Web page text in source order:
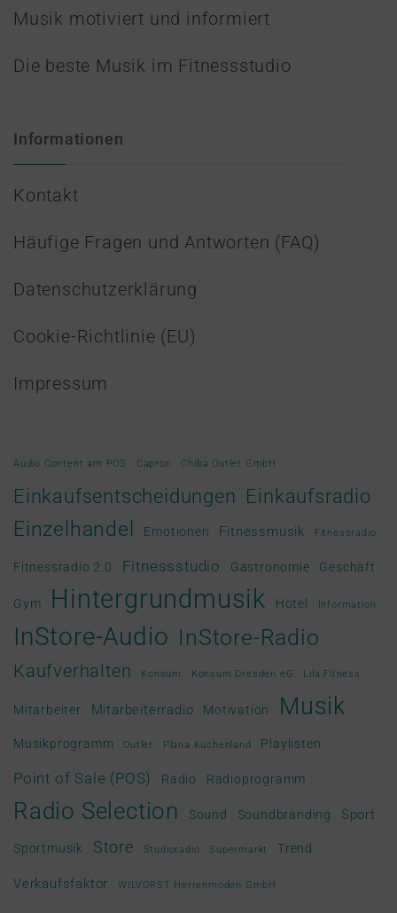
Musik motiviert und informiert
Die beste Musik im Fitnessstudio
Informationen
Kontakt
Häufige Fragen und Antworten (FAQ)
Datenschutzerklärung
Cookie-Richtlinie (EU)
Impressum
Audio Content am POS Capron Chiba Outlet GmbH
Einkaufsentscheidungen Einkaufsradio
Einzelhandel Emotionen Fitnessmusik Fitnessradio
Fitnessradio 2.0 Fitnessstudio Gastronomie Geschäft
Gym Hintergrundmusik Hotel Information
InStore-Audio InStore-Radio
Kaufverhalten Konsum Konsum Dresden eG Lila Fitness
Mitarbeiter Mitarbeiterradio Motivation Musik
Musikprogramm Outlet Plana Küchenland Playlisten
Point of Sale (POS) Radio Radioprogramm
Radio Selection Sound Soundbranding Sport
Sportmusik Store Studioradio Supermarkt Trend
Verkaufsfaktor WILVORST Herrenmoden GmbH